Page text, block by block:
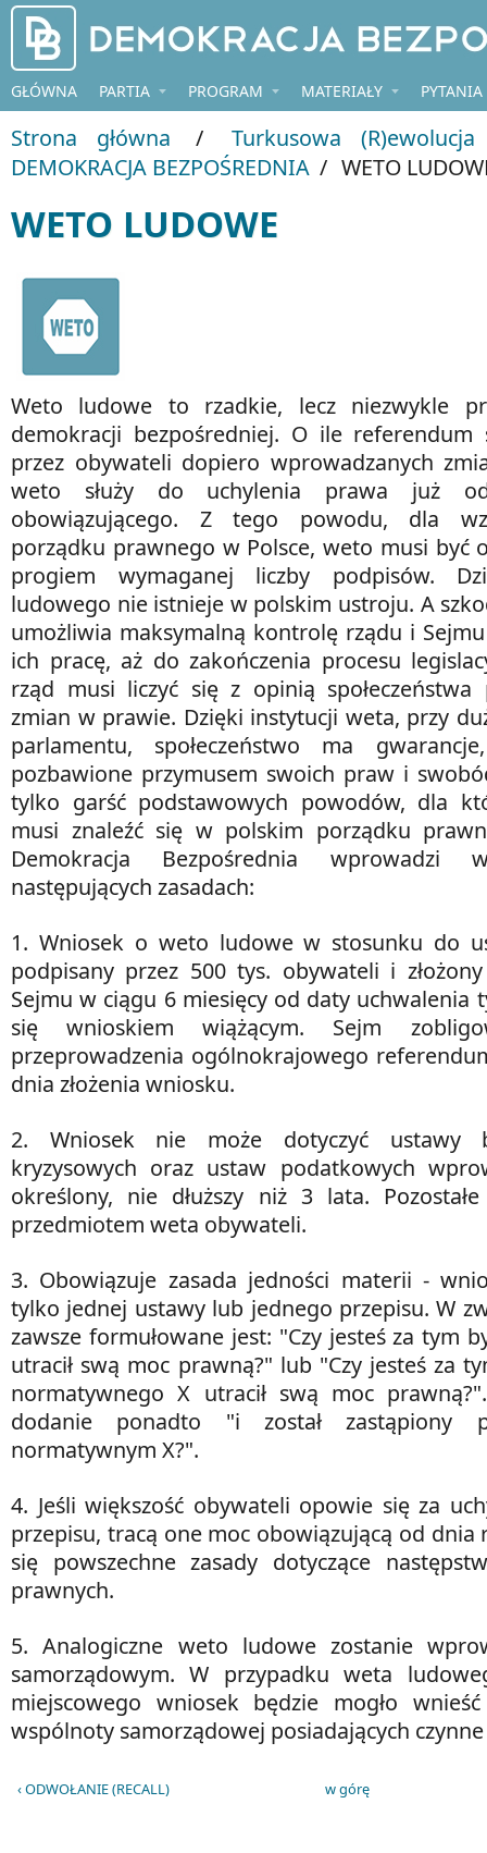
Przejdź do treści
GŁÓWNA PARTIA PROGRAM MATERIAŁY PYTANIA
Strona główna /
Turkusowa (R)ewolucja
DEMOKRACJA BEZPOŚREDNIA / WETO
WETO LUDOWE
Weto ludowe to rzadkie, lecz niezwykle
demokracji bezpośredniej. O ile referendum
przez obywateli dopiero wprowadzanych
weto służy do uchylenia prawa już
obowiązującego. Z tego powodu, dla
porządku prawnego w Polsce, weto musi być
progiem wymaganej liczby podpisów.
ludowego nie istnieje w polskim ustroju. A
umożliwia maksymalną kontrolę rządu i
ich pracę, aż do zakończenia procesu
rząd musi liczyć się z opinią
zmian w prawie. Dzięki instytucji weta, przy
parlamentu, społeczeństwo ma
pozbawione przymusem swoich praw i
tylko garść podstawowych powodów, dla
musi znaleźć się w polskim porządku
Demokracja Bezpośrednia
następujących zasadach:
1. Wniosek o weto ludowe w stosunku do
podpisany przez 500 tys. obywateli i
Sejmu w ciągu 6 miesięcy od daty uchwalenia
się wnioskiem wiążącym. Sejm
przeprowadzenia ogólnokrajowego
dnia złożenia wniosku.
2. Wniosek nie może dotyczyć ustawy
kryzysowych oraz ustaw podatkowych
określony, nie dłuższy niż 3 lata.
przedmiotem weta obywateli.
3. Obowiązuje zasada jedności materii -
tylko jednej ustawy lub jednego przepisu. W
zawsze formułowane jest: "Czy jesteś za tym
utracił swą moc prawną?" lub "Czy jesteś za
normatywnego X utracił swą moc
dodanie ponadto "i został zastąpiony
normatywnym X?".
4. Jeśli większość obywateli opowie się za
przepisu, tracą one moc obowiązującą od dnia
się powszechne zasady dotyczące
prawnych.
5. Analogiczne weto ludowe zostanie
samorządowym. W przypadku weta
miejscowego wniosek będzie mogło
wspólnoty samorządowej posiadających
‹ ODWOŁANIE (RECALL) w górę